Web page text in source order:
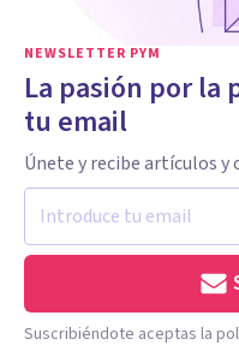
NEWSLETTER PYM
La pasión por la
tu email
Únete y recibe artículos y
Suscribiéndote aceptas la